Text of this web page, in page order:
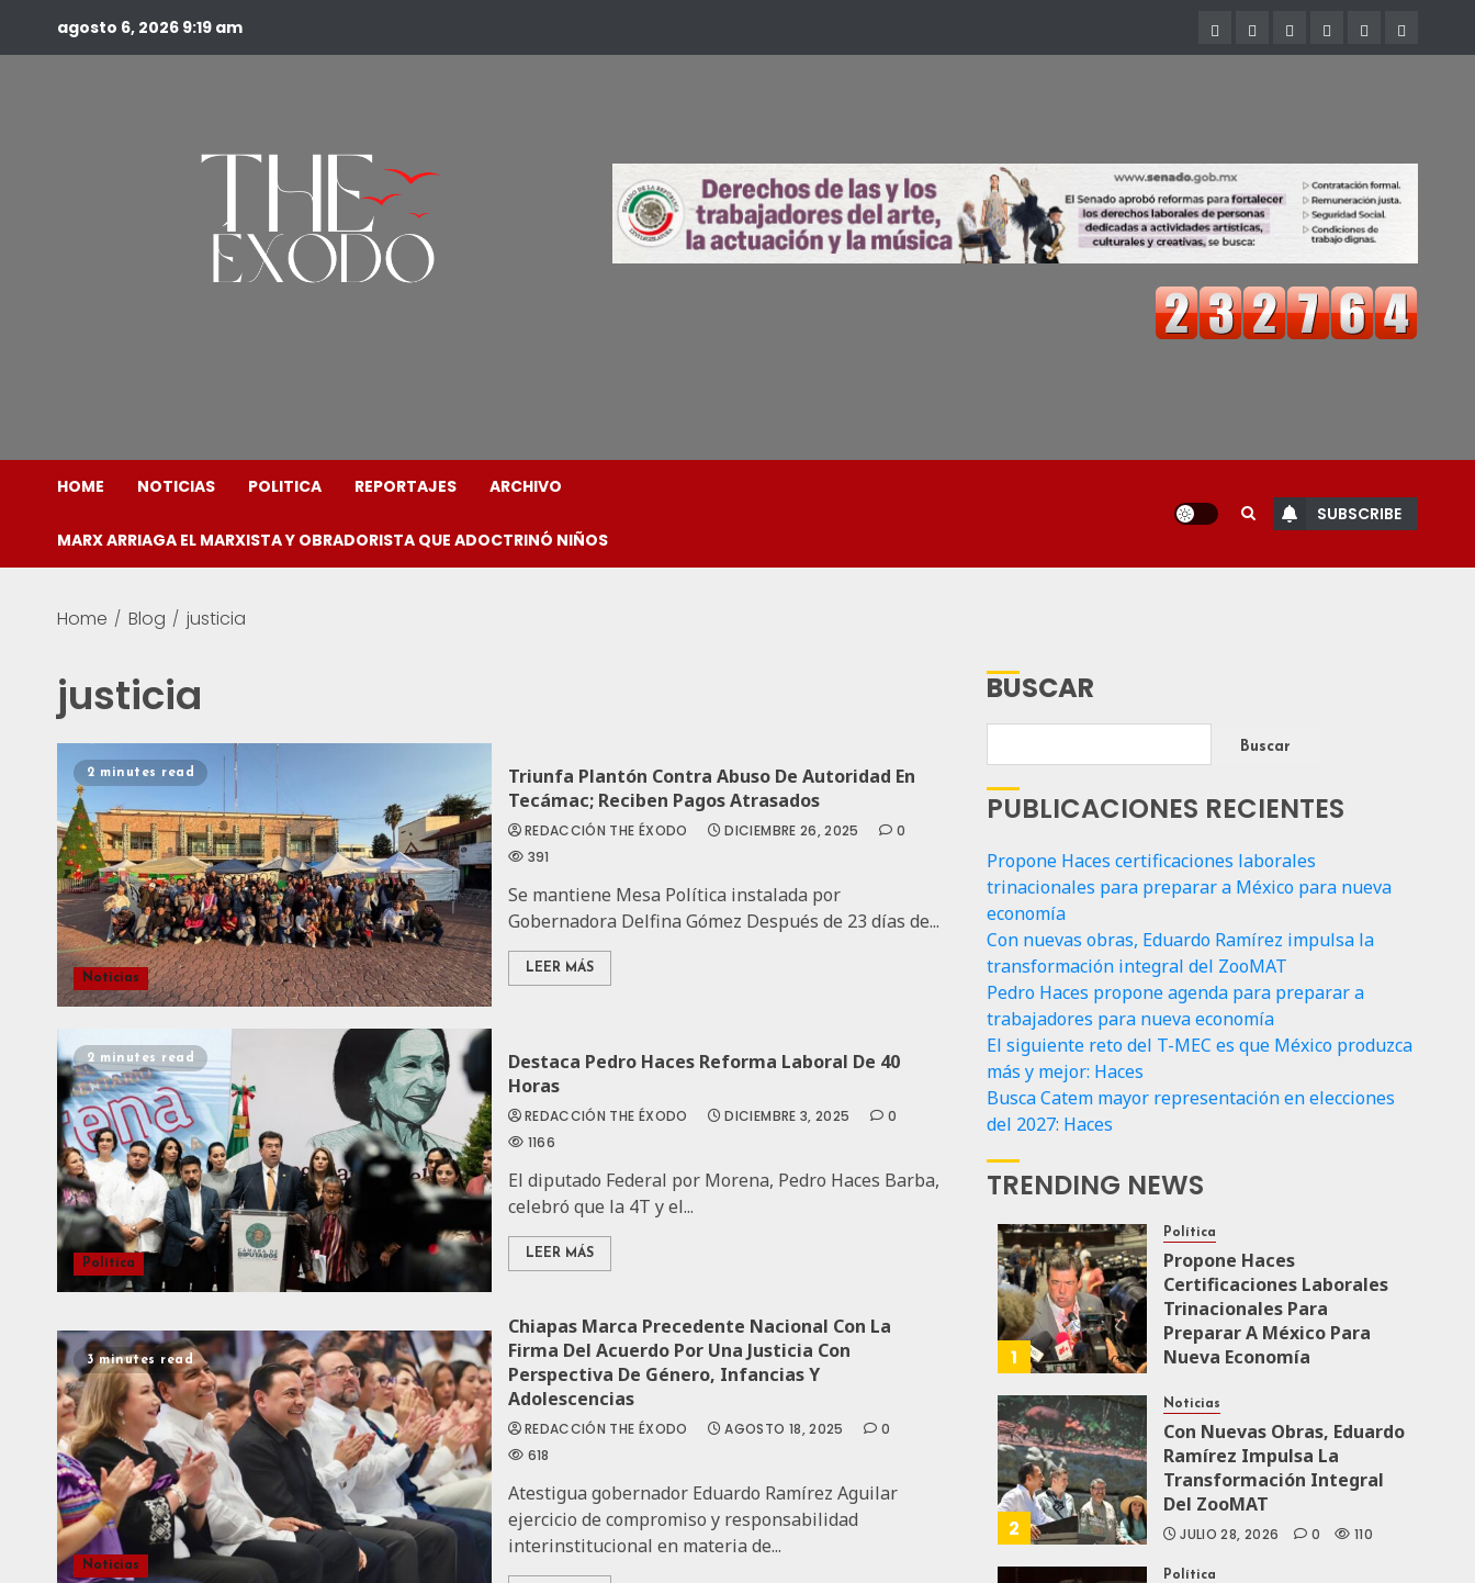
agosto 6, 2026 9:19 am
HOME NOTICIAS POLITICA REPORTAJES ARCHIVO
MARX ARRIAGA EL MARXISTA Y OBRADORISTA QUE ADOCTRINÓ NIÑOS
SUBSCRIBE
Home Blog justicia
justicia
2 minutes read
Noticias
Triunfa Plantón Contra Abuso De Autoridad En
Tecámac; Reciben Pagos Atrasados
REDACCIÓN THE ÉXODO DICIEMBRE 26, 2025
0
391
Se mantiene Mesa Política instalada por
Gobernadora Delfina Gómez Después de 23 días de...
LEER MÁS
2 minutes read
Política
Destaca Pedro Haces Reforma Laboral De 40
Horas
REDACCIÓN THE ÉXODO DICIEMBRE 3, 2025
0
1166
El diputado Federal por Morena, Pedro Haces Barba,
celebró que la 4T y el...
LEER MÁS
3 minutes read
Noticias
Chiapas Marca Precedente Nacional Con La
Firma Del Acuerdo Por Una Justicia Con
Perspectiva De Género, Infancias Y
Adolescencias
REDACCIÓN THE ÉXODO AGOSTO 18, 2025
0
618
Atestigua gobernador Eduardo Ramírez Aguilar
ejercicio de compromiso y responsabilidad
interinstitucional en materia de...
BUSCAR
Buscar
PUBLICACIONES RECIENTES
Propone Haces certificaciones laborales
trinacionales para preparar a México para nueva
economía
Con nuevas obras, Eduardo Ramírez impulsa la
transformación integral del ZooMAT
Pedro Haces propone agenda para preparar a
trabajadores para nueva economía
El siguiente reto del T-MEC es que México produzca
más y mejor: Haces
Busca Catem mayor representación en elecciones
del 2027: Haces
TRENDING NEWS
1
Política
Propone Haces
Certificaciones Laborales
Trinacionales Para
Preparar A México Para
Nueva Economía
2
Noticias
Con Nuevas Obras, Eduardo
Ramírez Impulsa La
Transformación Integral
Del ZooMAT
JULIO 28, 2026 0 110
Política